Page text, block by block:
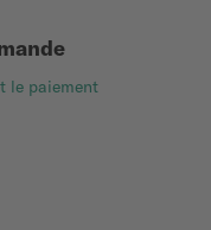
le paiement